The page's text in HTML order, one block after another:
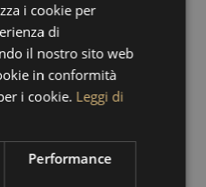
i cookie per
di
il nostro sito web
in conformità
i cookie. Leggi di
Performance